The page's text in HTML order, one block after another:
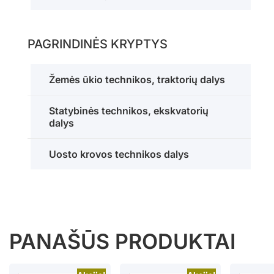
PAGRINDINĖS KRYPTYS
Žemės ūkio technikos, traktorių dalys
Statybinės technikos, ekskvatorių
dalys
Uosto krovos technikos dalys
PANAŠŪS PRODUKTAI